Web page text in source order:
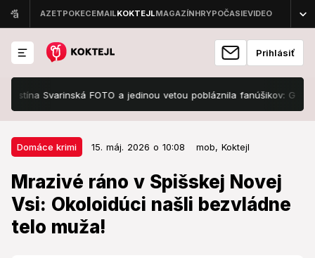
Prihlásiť
Svarinská FOTO a jedinou vetou pobláznila fanúšikov:
Domáce krimi 15. máj. 2026 o 10:08 mob, Koktejl
Mrazivé ráno v Spišskej Novej
Vsi: Okoloidúci našli bezvládne
telo muža!
Domáce krimi 15. máj. 2026 o 10:08
Mrazivé ráno v Spišskej Novej Vsi:
Okoloidúci našli bezvládne telo
muža!